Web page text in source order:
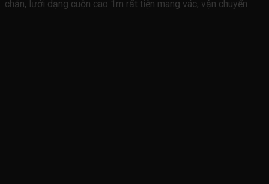
chắn, lưới dạng cuộn cao 1m rất tiện mang vác, vận chuyển